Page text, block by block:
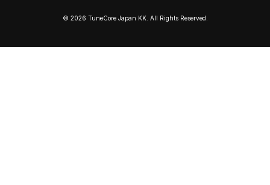
© 2026 TuneCore Japan KK. All Rights Reserved.